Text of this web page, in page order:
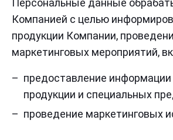
Персональные данные
Компанией с целью
продукции Компании,
маркетинговых мероприятий,
предоставление информации
продукции и специальных
проведение маркетинговых